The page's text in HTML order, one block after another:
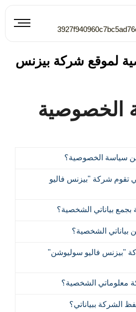
لموقع شركة بيزنس
الخصوصية
تقوم شركة "بيزنس فاليو
بياناتي الشخصية؟
الشخصية؟
"بيزنس فاليو سوليوشن"
معلوماتي الشخصية؟
الشركة ببياناتي؟